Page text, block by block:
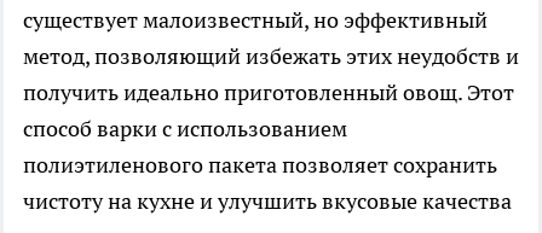
существует малоизвестный, но эффективный
метод, позволяющий избежать этих неудобств и
получить идеально приготовленный овощ. Этот
способ варки с использованием
полиэтиленового пакета позволяет сохранить
чистоту на кухне и улучшить вкусовые качества